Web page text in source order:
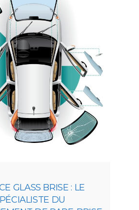
GLASS BRISE : LE
DU